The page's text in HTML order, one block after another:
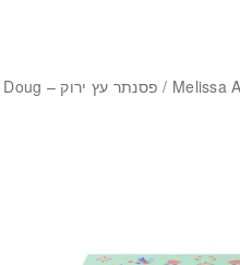
Melissa / פסנתר עץ ירוק – Melissa and Doug